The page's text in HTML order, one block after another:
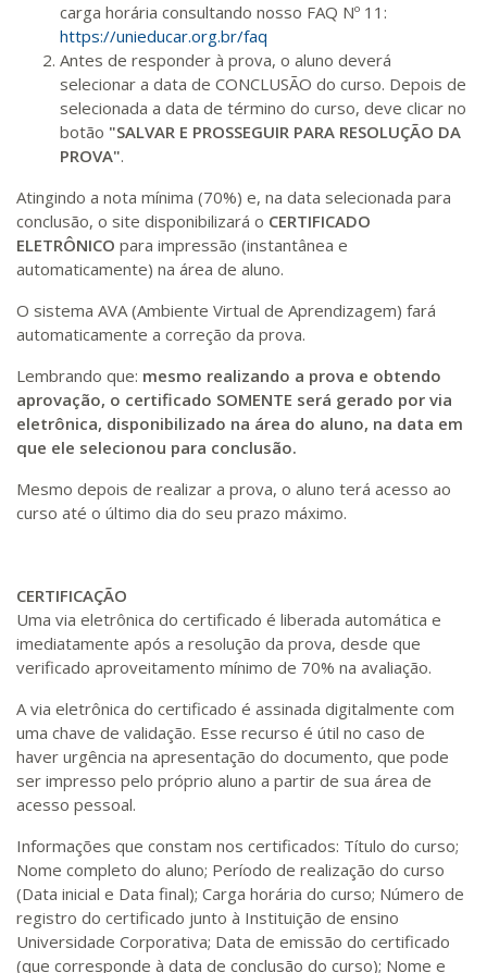
carga horária consultando nosso FAQ Nº 11:
https://unieducar.org.br/faq
Antes de responder à prova, o aluno deverá
selecionar a data de CONCLUSÃO do curso. Depois de
selecionada a data de término do curso, deve clicar no
botão "SALVAR E PROSSEGUIR PARA RESOLUÇÃO DA
PROVA".
Atingindo a nota mínima (70%) e, na data selecionada para
conclusão, o site disponibilizará o CERTIFICADO
ELETRÔNICO para impressão (instantânea e
automaticamente) na área de aluno.
O sistema AVA (Ambiente Virtual de Aprendizagem) fará
automaticamente a correção da prova.
Lembrando que: mesmo realizando a prova e obtendo
aprovação, o certificado SOMENTE será gerado por via
eletrônica, disponibilizado na área do aluno, na data em
que ele selecionou para conclusão.
Mesmo depois de realizar a prova, o aluno terá acesso ao
curso até o último dia do seu prazo máximo.
CERTIFICAÇÃO
Uma via eletrônica do certificado é liberada automática e
imediatamente após a resolução da prova, desde que
verificado aproveitamento mínimo de 70% na avaliação.
A via eletrônica do certificado é assinada digitalmente com
uma chave de validação. Esse recurso é útil no caso de
haver urgência na apresentação do documento, que pode
ser impresso pelo próprio aluno a partir de sua área de
acesso pessoal.
Informações que constam nos certificados: Título do curso;
Nome completo do aluno; Período de realização do curso
(Data inicial e Data final); Carga horária do curso; Número de
registro do certificado junto à Instituição de ensino
Universidade Corporativa; Data de emissão do certificado
(que corresponde à data de conclusão do curso); Nome e